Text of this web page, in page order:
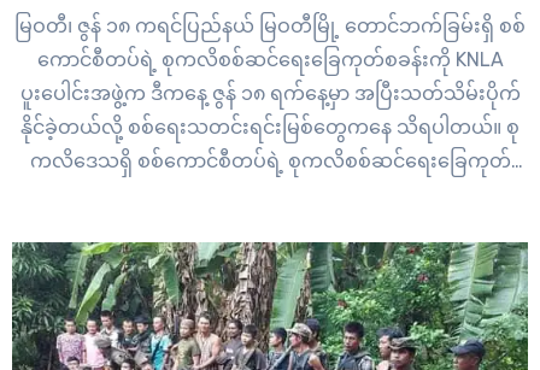
မြဝတီ၊ ဇွန် ၁၈ ကရင်ပြည်နယ် မြဝတီမြို့ တောင်ဘက်ခြမ်းရှိ စစ်
ကောင်စီတပ်ရဲ့ စုကလိစစ်ဆင်ရေးခြေကုတ်စခန်းကို KNLA
ပူးပေါင်းအဖွဲ့က ဒီကနေ့ ဇွန် ၁၈ ရက်နေ့မှာ အပြီးသတ်သိမ်းပိုက်
နိုင်ခဲ့တယ်လို့ စစ်ရေးသတင်းရင်းမြစ်တွေကနေ သိရပါတယ်။ စု
ကလိဒေသရှိ စစ်ကောင်စီတပ်ရဲ့ စုကလိစစ်ဆင်ရေးခြေကုတ်
က တိုက်ခိုက်ခဲ့တာဖြစ်ပြီး ဒီကနေ့မှာ စခန်းကို အပြီးသတ်
သိမ်းပိုက်ရှင်းလင်းနိုင်ခဲ့တာပါ။…